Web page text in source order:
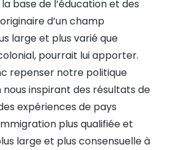
base de l’éducation et des
d’un champ
large et plus varié que
pourrait lui apporter.
repenser notre politique
nous inspirant des résultats de
expériences de pays
plus qualifiée et
large et plus consensuelle à